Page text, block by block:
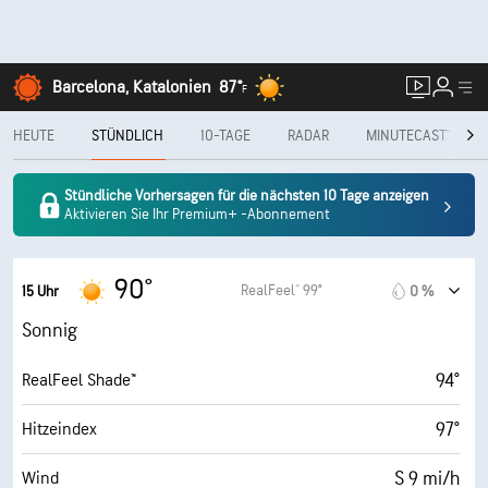
Barcelona, Katalonien 87°F
HEUTE STÜNDLICH 10-TAGE RADAR MINUTECAST®
Stündliche Vorhersagen für die nächsten 10 Tage anzeigen
Aktivieren Sie Ihr Premium+ -Abonnement
15 Uhr 90° RealFeel® 99° 0 %
Sonnig
RealFeel Shade™ 94°
Hitzeindex 97°
Wind S 9 mi/h